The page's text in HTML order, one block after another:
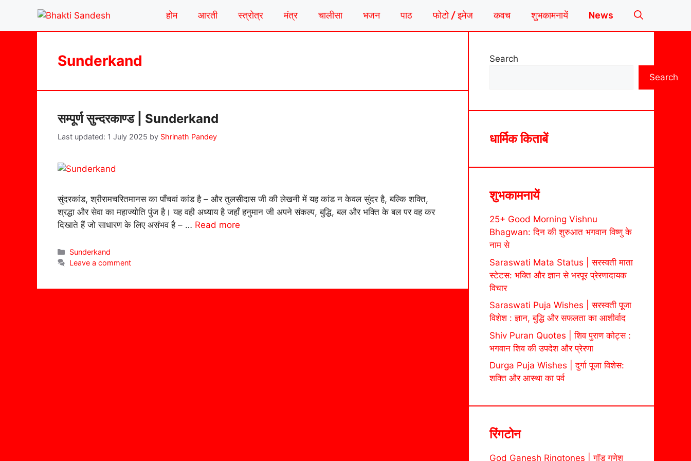
content
होम आरती स्त्रोत्र मंत्र चालीसा भजन पाठ फोटो / इमेज कवच शुभकामनायें News
Sunderkand
सम्पूर्ण सुन्दरकाण्ड | Sunderkand
1 July 2025 by Shrinath Pandey
सुंदरकांड, श्रीरामचरितमानस का पाँचवां कांड है – और तुलसीदास जी की लेखनी में यह कांड न केवल सुंदर है, बल्कि शक्ति,
श्रद्धा और सेवा का महाज्योति पुंज है। यह वही अध्याय है जहाँ हनुमान जी अपने संकल्प, बुद्धि, बल और भक्ति के बल पर वह कर
दिखाते हैं जो साधारण के लिए असंभव है – … Read more
Categories
Sunderkand
Leave a comment
Search
Search
धार्मिक किताबें
शुभकामनायें
25+ Good Morning Vishnu
Bhagwan: दिन की शुरुआत भगवान विष्णु के
नाम से
Saraswati Mata Status | सरस्वती माता
स्टेटस: भक्ति और ज्ञान से भरपूर प्रेरणादायक
विचार
Saraswati Puja Wishes | सरस्वती पूजा
विशेश : ज्ञान, बुद्धि और सफलता का आशीर्वाद
Shiv Puran Quotes | शिव पुराण कोट्स :
भगवान शिव की उपदेश और प्रेरणा
Durga Puja Wishes | दुर्गा पूजा विशेस:
शक्ति और आस्था का पर्व
रिंगटोन
God Ganesh Ringtones | गॉड गणेश